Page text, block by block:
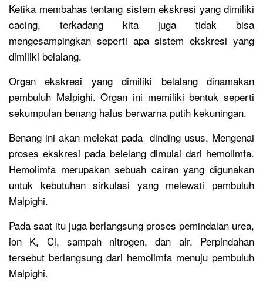
Ketika membahas tentang sistem ekskresi yang dimiliki
cacing, terkadang kita juga tidak bisa
mengesampingkan seperti apa sistem ekskresi yang
dimiliki belalang.
Organ ekskresi yang dimiliki belalang dinamakan
pembuluh Malpighi. Organ ini memiliki bentuk seperti
sekumpulan benang halus berwarna putih kekuningan.
Benang ini akan melekat pada dinding usus. Mengenai
proses ekskresi pada belelang dimulai dari hemolimfa.
Hemolimfa merupakan sebuah cairan yang digunakan
untuk kebutuhan sirkulasi yang melewati pembuluh
Malpighi.
Pada saat itu juga berlangsung proses pemindaian urea,
ion K, Cl, sampah nitrogen, dan air. Perpindahan
tersebut berlangsung dari hemolimfa menuju pembuluh
Malpighi.